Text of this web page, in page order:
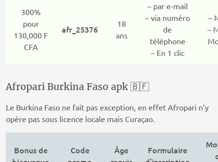
300%
pour
130,000 F
CFA
afr_25376
18
ans
– par e-mail
– via numéro
de
téléphone
– En 1 clic
–
–
Afropari Burkina Faso apk 🇧🇫
Le Burkina Faso ne fait pas exception, en effet Afropari n’y
opère pas sous licence locale mais Curaçao.
Bonus de
Code
Âge
Formulaire